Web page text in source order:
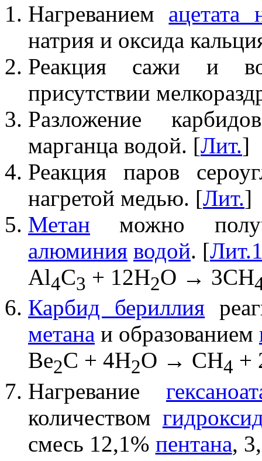
Нагреванием ацетата
натрия и оксида
Реакция сажи и
присутствии
Разложение
марганца водой. [Лит.]
Реакция паров
нагретой медью. [Лит.]
Метан можно
алюминия водой. [
Al4C3 + 12H2O → 3CH
Карбид бериллия
метана и образованием
Be2C + 4H2O → CH4 +
Нагревание
количеством
смесь 12,1% пентана,